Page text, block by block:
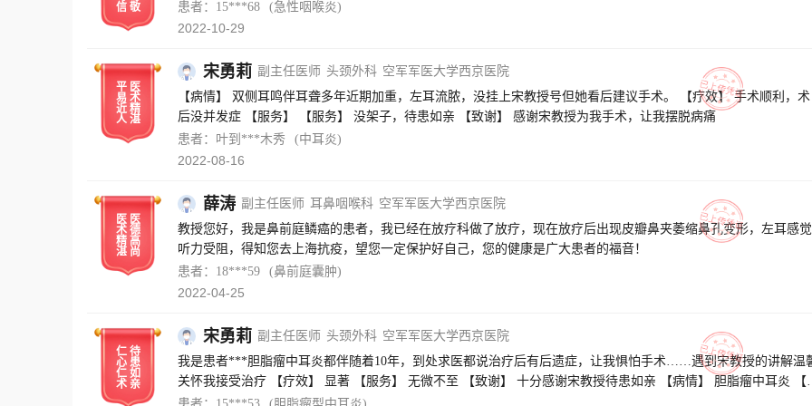
信 敬
患者：15***68 (急性咽喉炎)
2022-10-29
平
易
近
人
医
术
精
湛
宋勇莉 副主任医师 头颈外科 空军军医大学西京医院
【病情】 双侧耳鸣伴耳聋多年近期加重，左耳流脓，没挂上宋教授号但她看后建议手术。 【疗效】 手术顺利，术
后没并发症 【服务】 【服务】 没架子，待患如亲 【致谢】 感谢宋教授为我手术，让我摆脱病痛
患者：叶到***木秀
(中耳炎)
2022-08-16
医
术
精
湛
医
德
高
尚
薛涛 副主任医师 耳鼻咽喉科 空军军医大学西京医院
教授您好，我是鼻前庭鳞癌的患者，我已经在放疗科做了放疗，现在放疗后出现皮瓣鼻夹萎缩鼻孔变形，左耳感觉
听力受阻，得知您去上海抗疫，望您一定保护好自己，您的健康是广大患者的福音！
患者：18***59
(鼻前庭囊肿)
2022-04-25
仁
心
仁
术
待
患
如
亲
宋勇莉 副主任医师 头颈外科 空军军医大学西京医院
我是患者***胆脂瘤中耳炎都伴随着10年，到处求医都说治疗后有后遗症，让我惧怕手术……遇到宋教授的讲解温
关怀我接受治疗 【疗效】 显著 【服务】 无微不至 【致谢】 十分感谢宋教授待患如亲 【病情】 胆脂瘤中耳炎 【
情】